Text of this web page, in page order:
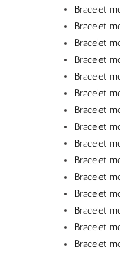
Bracelet
Bracelet
Bracelet
Bracelet
Bracelet
Bracelet
Bracelet
Bracelet
Bracelet
Bracelet
Bracelet
Bracelet
Bracelet
Bracelet
Bracelet